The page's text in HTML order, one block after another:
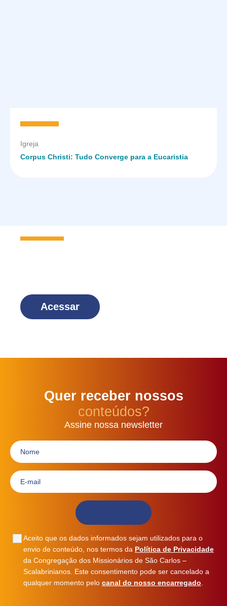
Igreja
Corpus Christi: Tudo Converge para a Eucaristia
Acessar
Quer receber nossos
conteúdos?
Assine nossa newsletter
Aceito que os dados informados sejam utilizados para o
envio de conteúdo, nos termos da Política de Privacidade
da Congregação dos Missionários de São Carlos –
Scalabrinianos. Este consentimento pode ser cancelado a
qualquer momento pelo canal do nosso encarregado.